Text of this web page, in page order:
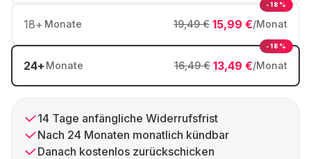
18+ Monate 15,99 €/Monat
19,49 €
-18%
24+ Monate 13,49 €/Monat
16,49 €
-18%
14 Tage anfängliche Widerrufsfrist
Nach 24 Monaten monatlich kündbar
Danach kostenlos zurückschicken